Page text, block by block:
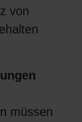
von
müssen